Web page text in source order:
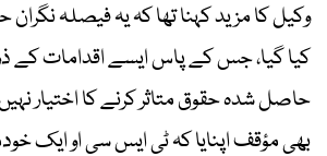
وکیل کا مزید کہنا تھا کہ یہ فیصلہ
کیا گیا، جس کے پاس ایسے اقدامات کے
حاصل شدہ حقوق متاثر کرنے کا اختیار نہیں
بھی مؤقف اپنایا کہ ٹی ایس سی او ایک